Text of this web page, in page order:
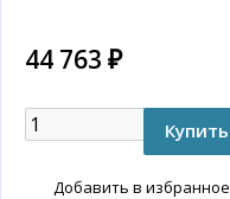
44 763 ₽
Добавить в избранное